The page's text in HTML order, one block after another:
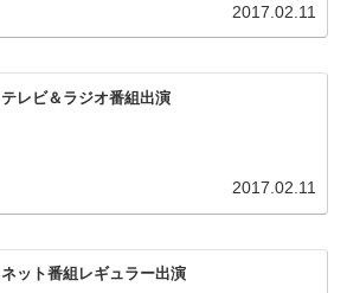
2017.02.11
テレビ＆ラジオ番組出演
2017.02.11
ネット番組レギュラー出演